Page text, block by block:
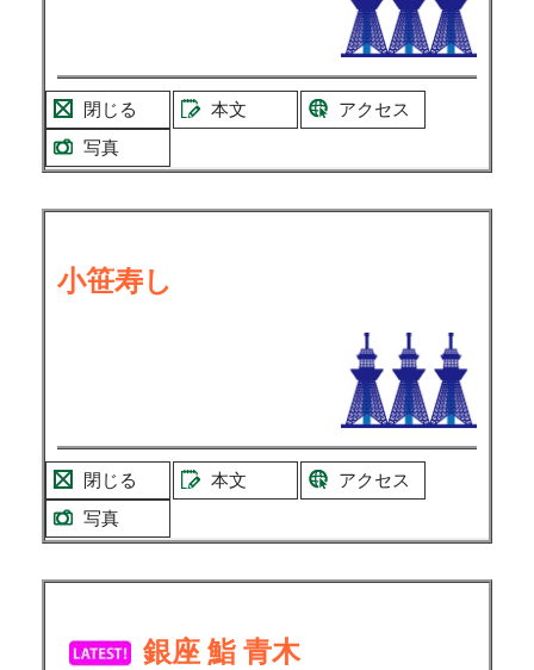
閉じる 本文
アクセス
写真
小笹寿し
閉じる 本文
アクセス
写真
銀座 鮨 青木